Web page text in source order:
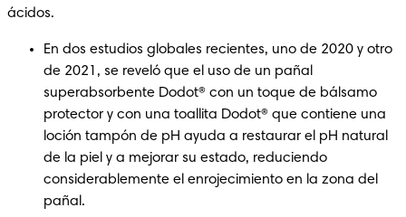
ácidos.
En dos estudios globales recientes, uno de 2020 y otro
de 2021, se reveló que el uso de un pañal
superabsorbente Dodot® con un toque de bálsamo
protector y con una toallita Dodot® que contiene una
loción tampón de pH ayuda a restaurar el pH natural
de la piel y a mejorar su estado, reduciendo
considerablemente el enrojecimiento en la zona del
pañal.